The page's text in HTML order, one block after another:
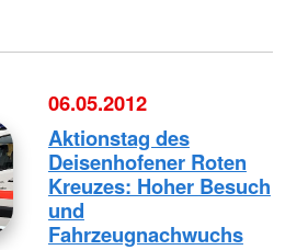
06.05.2012
Aktionstag des
Deisenhofener Roten
Kreuzes: Hoher Besuch
und
Fahrzeugnachwuchs